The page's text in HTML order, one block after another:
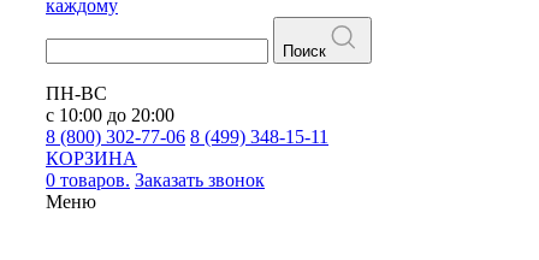
каждому
Поиск
ПН-ВС
с 10:00 до 20:00
8 (800) 302-77-06 8 (499) 348-15-11
КОРЗИНА
0 товаров. Заказать звонок
Меню